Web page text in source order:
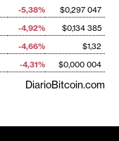
-5,38%
$0,297 047
-4,92%
$0,134 385
-4,66%
$1,32
-4,31% $0,000 004
DiarioBitcoin.com